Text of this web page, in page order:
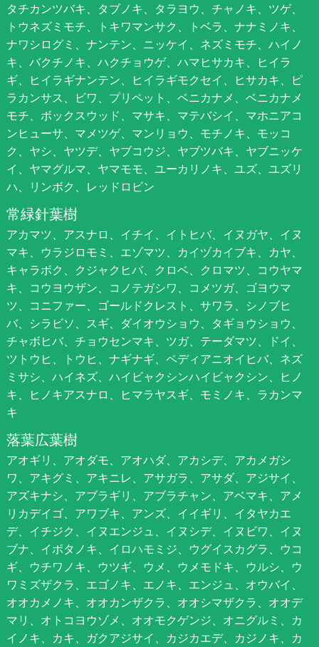
タチカンツバキ、タブノキ、タラヨウ、チャノキ、ツゲ、
トウネズミモチ、トキワマンサク、トベラ、ナナミノキ、
ナワシログミ、ナンテン、ニッケイ、ネズミモチ、ハイノ
キ、バクチノキ、ハクチョウゲ、ハマヒサカキ、ヒイラ
ギ、ヒイラギナンテン、ヒイラギモクセイ、ヒサカキ、ピ
ラカンサス、ビワ、プリペット、ベニカナメ、ベニカナメ
モチ、ボックスウッド、マサキ、マテバシイ、マホニアコ
ンヒューサ、マメツゲ、マンリョウ、モチノキ、モッコ
ク、ヤシ、ヤツデ、ヤブコウジ、ヤブツバキ、ヤブニッケ
イ、ヤマグルマ、ヤマモモ、ユーカリノキ、ユズ、ユズリ
ハ、リンボク、レッドロビン
常緑針葉樹
アカマツ、アスナロ、イチイ、イトヒバ、イヌガヤ、イヌ
マキ、ウラジロモミ、エゾマツ、カイヅカイブキ、カヤ、
キャラボク、クジャクヒバ、クロベ、クロマツ、コウヤマ
キ、コウヨウザン、コノテガシワ、コメツガ、ゴヨウマ
ツ、コニファー、ゴールドクレスト、サワラ、シノブヒ
バ、シラビソ、スギ、ダイオウショウ、タギョウショウ、
チャボヒバ、チョウセンマキ、ツガ、テーダマツ、ドイ、
ツトウヒ、トウヒ、ナギナギ、ペディアニオイヒバ、ネズ
ミサシ、ハイネズ、ハイビャクシンハイビャクシン、ヒノ
キ、ヒノキアスナロ、ヒマラヤスギ、モミノキ、ラカンマ
キ
落葉広葉樹
アオギリ、アオダモ、アオハダ、アカシデ、アカメガシ
ワ、アキグミ、アキニレ、アサガラ、アサダ、アジサイ、
アズキナシ、アブラギリ、アブラチャン、アベマキ、アメ
リカデイゴ、アワブキ、アンズ、イイギリ、イタヤカエ
デ、イチジク、イヌエンジュ、イヌシデ、イヌビワ、イヌ
ブナ、イボタノキ、イロハモミジ、ウグイスカグラ、ウコ
ギ、ウチワノキ、ウツギ、ウメ、ウメモドキ、ウルシ、ウ
ワミズザクラ、エゴノキ、エノキ、エンジュ、オウバイ、
オオカメノキ、オオカンザクラ、オオシマザクラ、オオデ
マリ、オトコヨウゾメ、オオモクゲンジ、オニグルミ、カ
イノキ、カキ、ガクアジサイ、カジカエデ、カジノキ、カ